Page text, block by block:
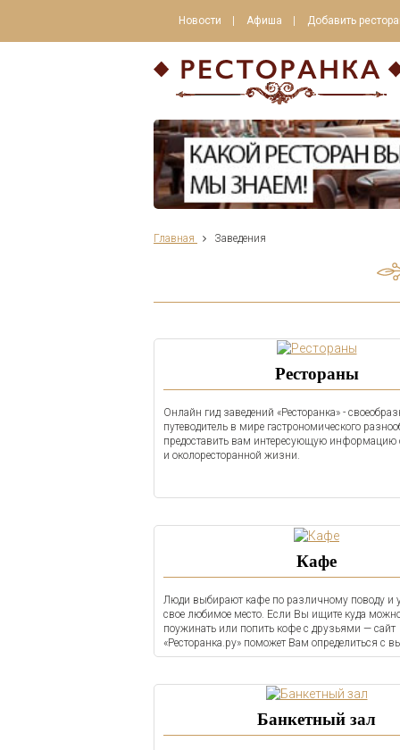
Новости Афиша Добавить
Главная Заведения
Рестораны
Онлайн гид заведений «Ресторанка» -
путеводитель в мире гастрономического
предоставить вам интересующую информацию
и околоресторанной жизни.
Кафе
Люди выбирают кафе по различному поводу и у
свое любимое место. Если Вы ищите куда
поужинать или попить кофе с друзьями — сайт
«Ресторанка.ру» поможет Вам определиться с
Банкетный зал